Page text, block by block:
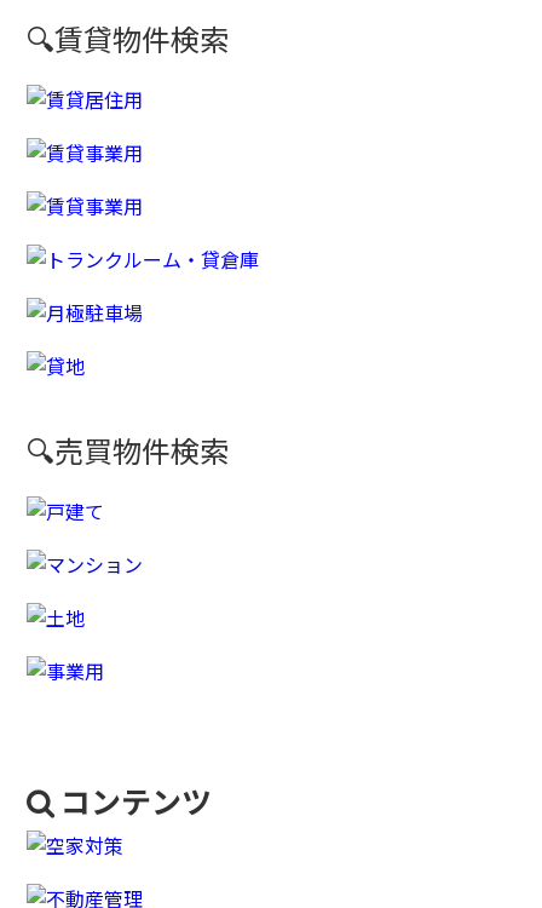
🔍賃貸物件検索
🔍売買物件検索
コンテンツ